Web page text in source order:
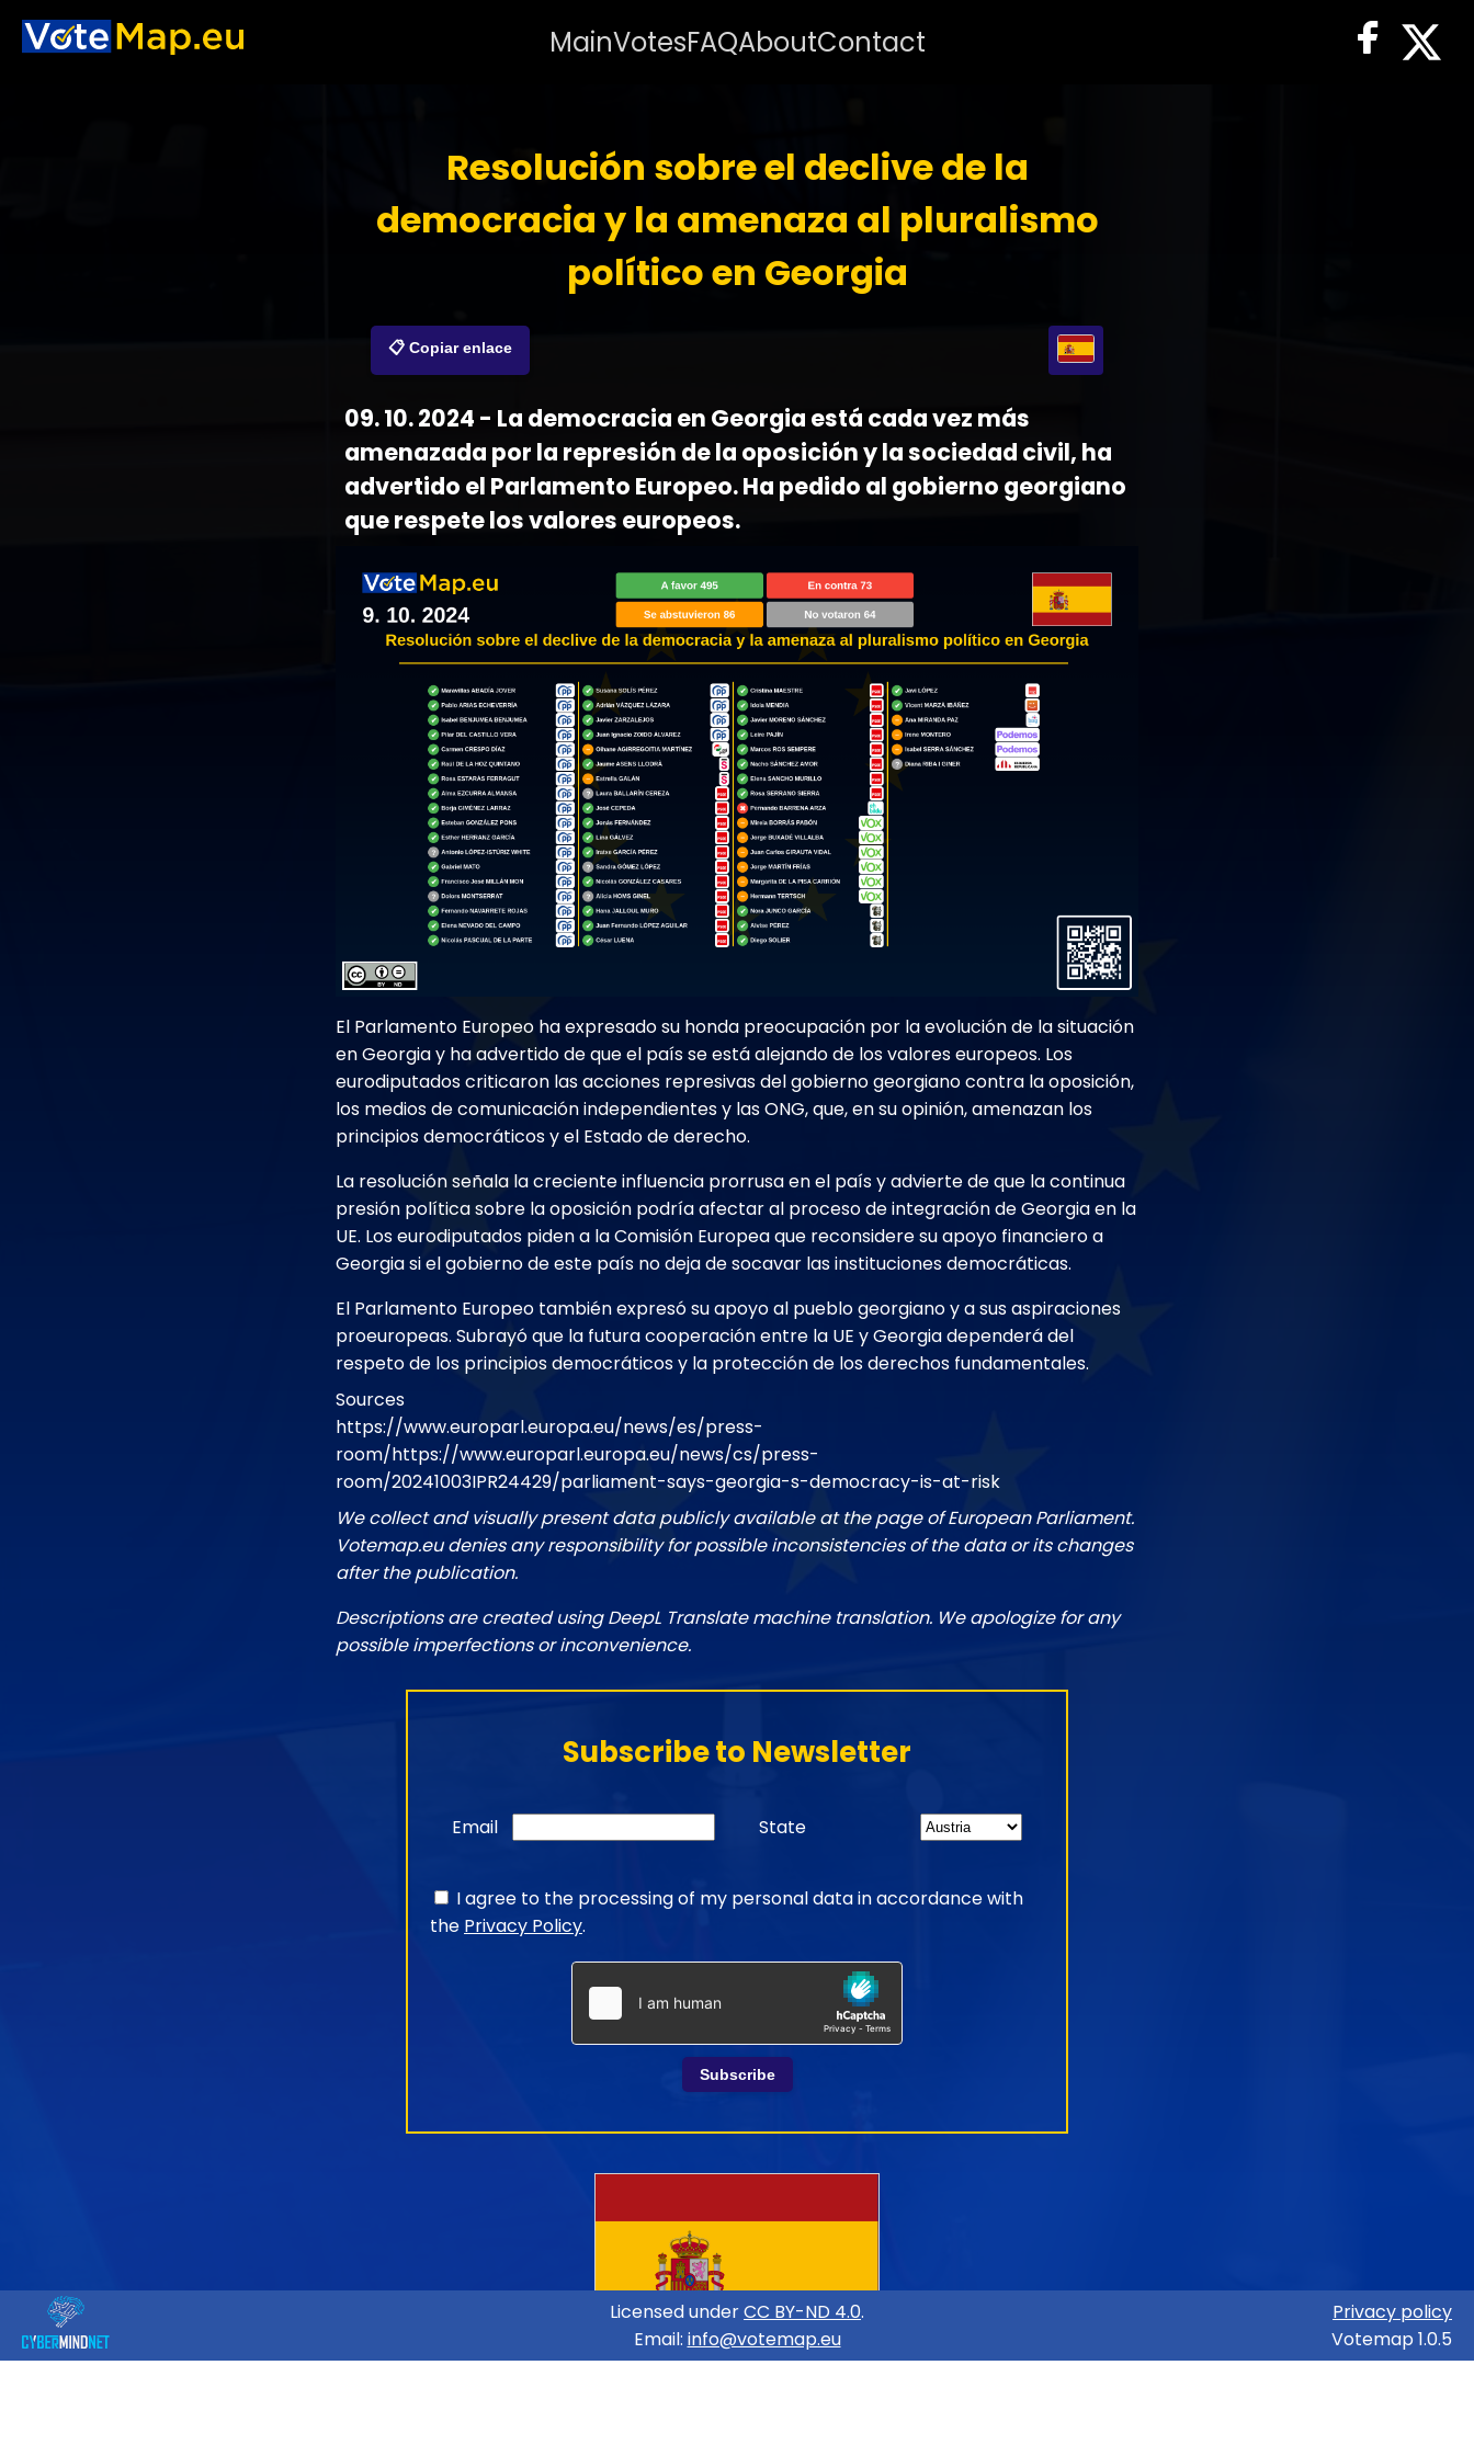
MainVotesFAQAboutContact
Resolución sobre el declive de la
democracia y la amenaza al pluralismo
político en Georgia
📋 Copiar enlace
09. 10. 2024 - La democracia en Georgia está cada vez más
amenazada por la represión de la oposición y la sociedad civil, ha
advertido el Parlamento Europeo. Ha pedido al gobierno georgiano
que respete los valores europeos.
El Parlamento Europeo ha expresado su honda preocupación por la evolución de la situación
en Georgia y ha advertido de que el país se está alejando de los valores europeos. Los
eurodiputados criticaron las acciones represivas del gobierno georgiano contra la oposición,
los medios de comunicación independientes y las ONG, que, en su opinión, amenazan los
principios democráticos y el Estado de derecho.
La resolución señala la creciente influencia prorrusa en el país y advierte de que la continua
presión política sobre la oposición podría afectar al proceso de integración de Georgia en la
UE. Los eurodiputados piden a la Comisión Europea que reconsidere su apoyo financiero a
Georgia si el gobierno de este país no deja de socavar las instituciones democráticas.
El Parlamento Europeo también expresó su apoyo al pueblo georgiano y a sus aspiraciones
proeuropeas. Subrayó que la futura cooperación entre la UE y Georgia dependerá del
respeto de los principios democráticos y la protección de los derechos fundamentales.
Sources
https://www.europarl.europa.eu/news/es/press-
room/https://www.europarl.europa.eu/news/cs/press-
room/20241003IPR24429/parliament-says-georgia-s-democracy-is-at-risk
We collect and visually present data publicly available at the page of European Parliament.
Votemap.eu denies any responsibility for possible inconsistencies of the data or its changes
after the publication.
Descriptions are created using DeepL Translate machine translation. We apologize for any
possible imperfections or inconvenience.
Subscribe to Newsletter
Email State
I agree to the processing of my personal data in accordance with
the Privacy Policy.
Subscribe
Licensed underCC BY-ND 4.0.
Email: info@votemap.eu
Privacy policy
Votemap 1.0.5